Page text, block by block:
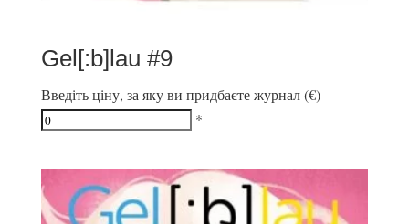
Gel[:b]lau #9
Введіть ціну, за яку ви придбаєте журнал (€)
*